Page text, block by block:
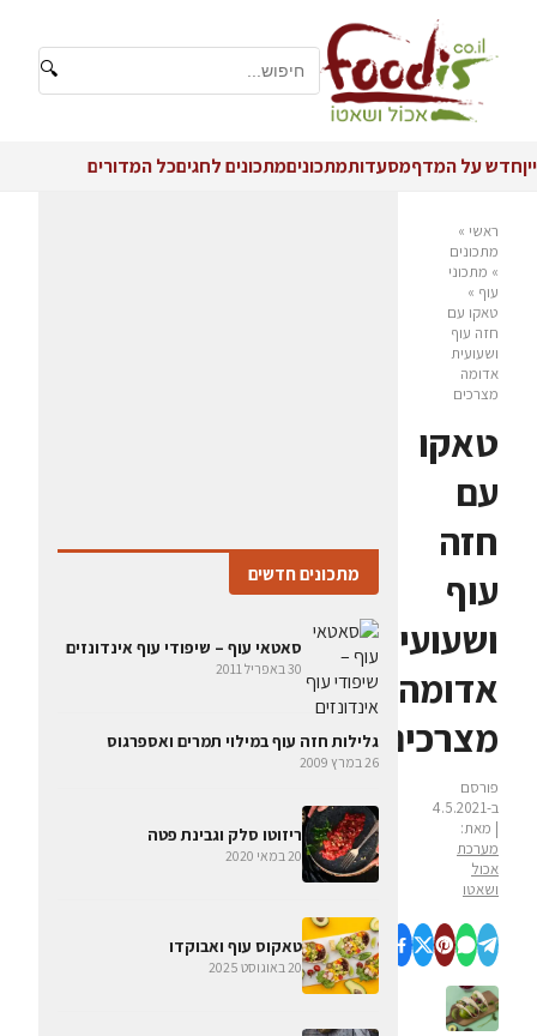
🔍
ייןחדש על המדףמסעדותמתכוניםמתכונים לחגיםכל המדורים
ראשי »
מתכונים
» מתכוני
עוף »
טאקו עם
חזה עוף
ושעועית
אדומה
מצרכים
טאקו
עם
חזה
עוף
ושעועית
אדומה
מצרכים
פורסם
ב-4.5.2021
| מאת:
מערכת
אכול
ושאטו
מתכונים חדשים
סאטאי עוף – שיפודי עוף אינדונזים
30 באפריל 2011
גלילות חזה עוף במילוי תמרים ואספרגוס
26 במרץ 2009
ריזוטו סלק וגבינת פטה
20 במאי 2020
טאקוס עוף ואבוקדו
20 באוגוסט 2025